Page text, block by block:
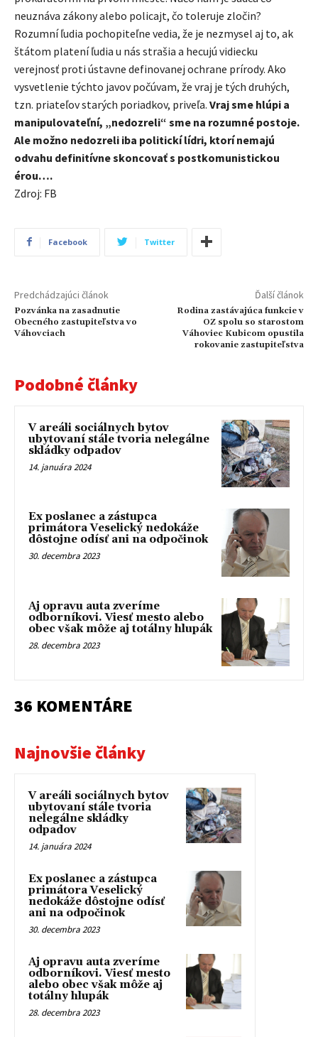
neuznáva zákony alebo policajt, čo toleruje zločin?
Rozumní ľudia pochopiteľne vedia, že je nezmysel aj to, ak
štátom platení ľudia u nás strašia a hecujú vidiecku
verejnosť proti ústavne definovanej ochrane prírody. Ako
vysvetlenie týchto javov počúvam, že vraj je tých druhých,
tzn. priateľov starých poriadkov, priveľa. Vraj sme hlúpi a
manipulovateľní, „nedozreli“ sme na rozumné postoje.
Ale možno nedozreli iba politickí lídri, ktorí nemajú
odvahu definitívne skoncovať s postkomunistickou
érou….
Zdroj: FB
Facebook Twitter
Predchádzajúci článok
Pozvánka na zasadnutie
Obecného zastupiteľstva vo
Váhovciach
Ďalší článok
Rodina zastávajúca funkcie v
OZ spolu so starostom
Váhoviec Kubicom opustila
rokovanie zastupiteľstva
Podobné články
V areáli sociálnych bytov
ubytovaní stále tvoria nelegálne
skládky odpadov
14. januára 2024
Ex poslanec a zástupca
primátora Veselický nedokáže
dôstojne odísť ani na odpočinok
30. decembra 2023
Aj opravu auta zveríme
odborníkovi. Viesť mesto alebo
obec však môže aj totálny hlupák
28. decembra 2023
36 KOMENTÁRE
Najnovšie články
V areáli sociálnych bytov
ubytovaní stále tvoria
nelegálne skládky
odpadov
14. januára 2024
Ex poslanec a zástupca
primátora Veselický
nedokáže dôstojne odísť
ani na odpočinok
30. decembra 2023
Aj opravu auta zveríme
odborníkovi. Viesť mesto
alebo obec však môže aj
totálny hlupák
28. decembra 2023